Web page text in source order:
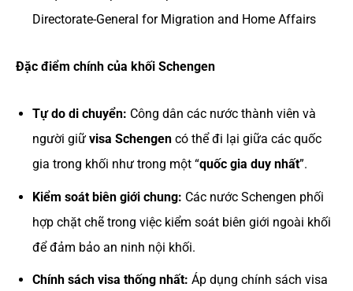
Directorate-General for Migration and Home Affairs
Đặc điểm chính của khối Schengen
Tự do di chuyển: Công dân các nước thành viên và
người giữ visa Schengencó thể đi lại giữa các quốc
gia trong khối như trong một “quốc gia duy nhất”.
Kiểm soát biên giới chung: Các nước Schengen phối
hợp chặt chẽ trong việc kiểm soát biên giới ngoài khối
để đảm bảo an ninh nội khối.
Chính sách visa thống nhất: Áp dụng chính sách visa